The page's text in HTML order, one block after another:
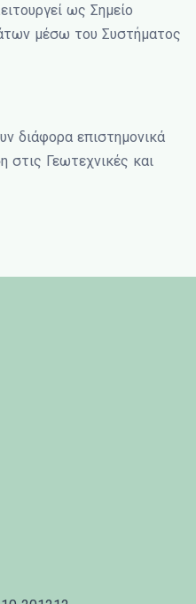
ως Σημείο
μέσω του Συστήματος
διάφορα επιστημονικά
στις Γεωτεχνικές και